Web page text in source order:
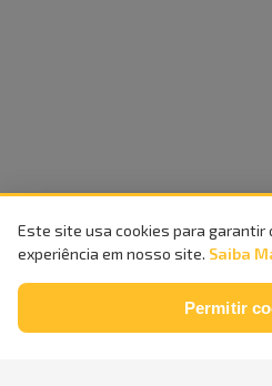
Este site usa cookies para garantir
experiência em nosso site. Saiba
Permitir